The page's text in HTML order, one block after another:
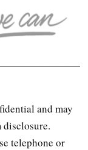
and may
telephone or